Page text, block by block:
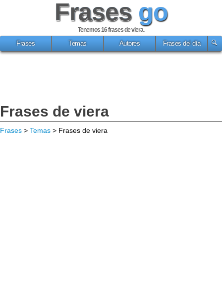
Frases go
Tenemos 16frases de viera.
Frases
Temas Autores Frases del día
Frases de viera
Frases > Temas > Frases de viera